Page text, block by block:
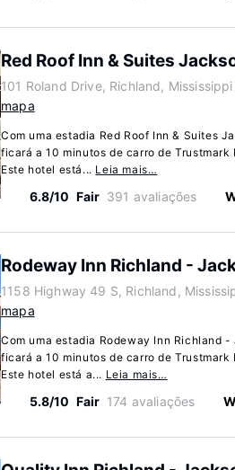
Red Roof Inn & Suites
101 Roland Drive, Richland,
mapa
Com uma estadia Red Roof Inn & Suites
ficará a 10 minutos de carro de Trustmark
Este hotel está... Leia mais…
6.8/10 Fair 391 avaliações
Rodeway Inn Richland -
1158 Highway 49 S, Richland,
mapa
Com uma estadia Rodeway Inn Richland
ficará a 10 minutos de carro de Trustmark
Este hotel está a... Leia mais…
5.8/10 Fair 174 avaliações